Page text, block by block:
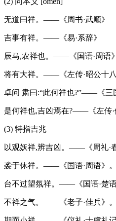
无道曰祥。——《周书·武顺》
吉事有祥。——《易·系辞》
辰马,农祥也。——《国语·周语》
将有大祥。——《左传·昭公十
卓问 肃曰:“此何祥也?”——《三
是何祥也,吉凶焉在?——《左传·
(3) 特指吉兆
以观妖祥,辨吉凶。——《周礼·
袭于休祥。——《国语·周语》
台不过望氛祥。——《国语·楚
不祥之气。——《老子·佳兵》